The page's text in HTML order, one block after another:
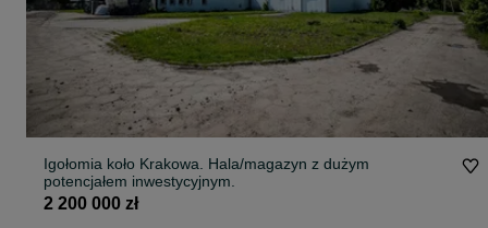
Igołomia koło Krakowa. Hala/magazyn z dużym
potencjałem inwestycyjnym.
2 200 000 zł